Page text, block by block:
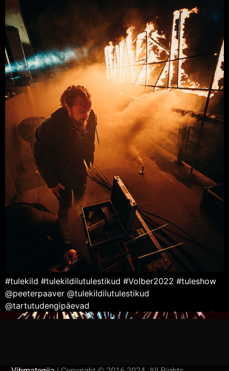
#tulekild #tulekildilutulestikud #Volber2022 #tuleshow
@peeterpaaver @tulekildilutulestikud
@tartutudengipäevad